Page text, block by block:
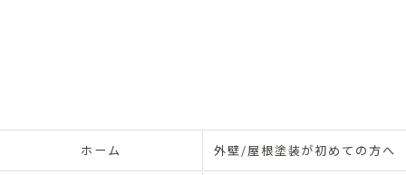
ホーム 外壁/屋根塗装が初めての方へ